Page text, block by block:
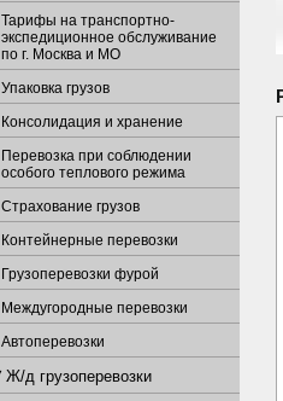
Тарифы на транспортно-
экспедиционное обслуживание
по г. Москва и МО
Упаковка грузов
Консолидация и хранение
Перевозка при соблюдении
особого теплового режима
Страхование грузов
Контейнерные перевозки
Грузоперевозки фурой
Междугородные перевозки
Автоперевозки
Ж/д грузоперевозки